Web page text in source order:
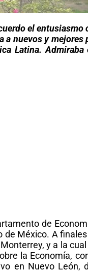
el entusiasmo
nuevos y mejores
Latina. Admiraba
de
México. A
y a la
la Economía,
en Nuevo León,